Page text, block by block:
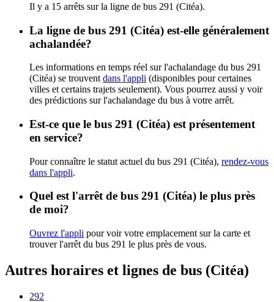
Il y a 15 arrêts sur la ligne de bus 291 (Citéa).
La ligne de bus 291 (Citéa) est-elle généralement
achalandée?
Les informations en temps réel sur l'achalandage du bus 291
(Citéa) se trouvent dans l'appli (disponibles pour certaines
villes et certains trajets seulement). Vous pourrez aussi y voir
des prédictions sur l'achalandage du bus à votre arrêt.
Est-ce que le bus 291 (Citéa) est présentement
en service?
Pour connaître le statut actuel du bus 291 (Citéa), rendez-vous
dans l'appli.
Quel est l'arrêt de bus 291 (Citéa) le plus près
de moi?
Ouvrez l'appli pour voir votre emplacement sur la carte et
trouver l'arrêt du bus 291 le plus près de vous.
Autres horaires et lignes de bus (Citéa)
292